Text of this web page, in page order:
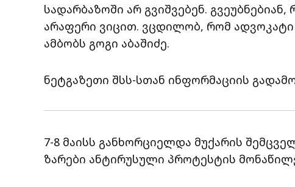
სადარბაზოში არ გვიშვებენ.
არაფერი ვიცით. ვცდილობ, რომ ადვოკატი
ამბობს გოგი აბაშიძე.
ნეტგაზეთი შსს-სთან ინფორმაციის
7-8 მაისს განხორციელდა მუქარის
ზარები ანტირუსული პროტესტის